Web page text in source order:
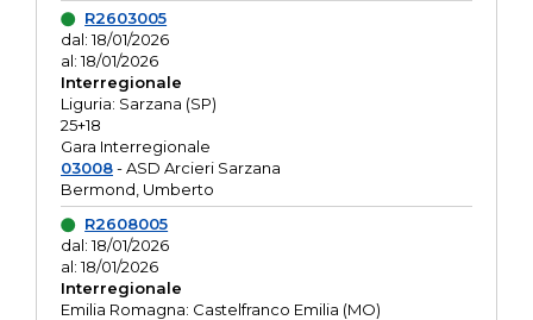
R2603005
dal: 18/01/2026
al: 18/01/2026
Interregionale
Liguria: Sarzana (SP)
25+18
Gara Interregionale
03008- ASD Arcieri Sarzana
Bermond, Umberto
R2608005
dal: 18/01/2026
al: 18/01/2026
Interregionale
Emilia Romagna: Castelfranco Emilia (MO)